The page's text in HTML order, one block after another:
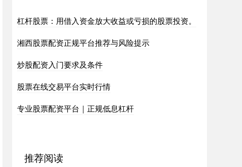
杠杆股票：用借入资金放大收益或亏损的股票投资。
湘西股票配资正规平台推荐与风险提示
炒股配资入门要求及条件
股票在线交易平台实时行情
专业股票配资平台｜正规低息杠杆
推荐阅读